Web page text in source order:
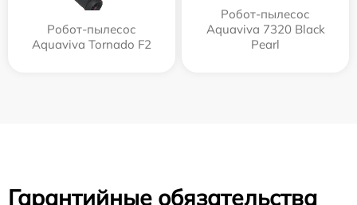
Робот-пылесос
Aquaviva Tornado F2
Робот-пылесос
Aquaviva 7320 Black
Pearl
Гарантийные обязательства